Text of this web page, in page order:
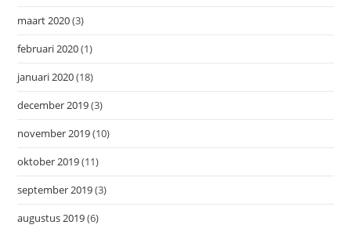
maart 2020(3)
februari 2020(1)
januari 2020(18)
december 2019(3)
november 2019(10)
oktober 2019(11)
september 2019(3)
augustus 2019(6)